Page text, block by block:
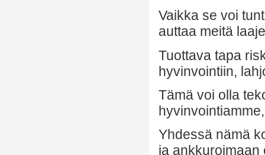
Vaikka se voi
auttaa meitä
Tuottava tapa
hyvinvointiin,
Tämä voi olla
Yhdessä nämä
ja ankkuroimaan